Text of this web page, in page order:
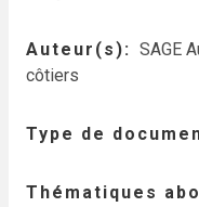
Auteur(s)
SAGE
côtiers
Type de
Thématiques